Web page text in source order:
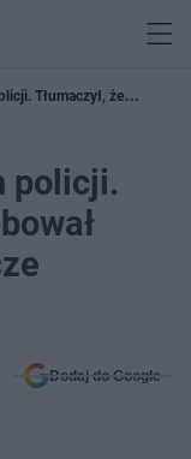
Tłumaczył, że
policji.
Dodaj do Google